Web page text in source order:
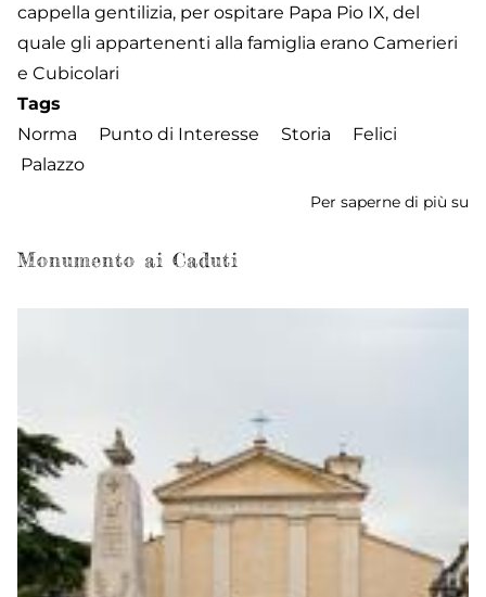
cappella gentilizia, per ospitare Papa Pio IX, del
quale gli appartenenti alla famiglia erano Camerieri
e Cubicolari
Tags
Norma
Punto di Interesse Storia
Felici
Palazzo
Per saperne di più su
Monumento ai Caduti